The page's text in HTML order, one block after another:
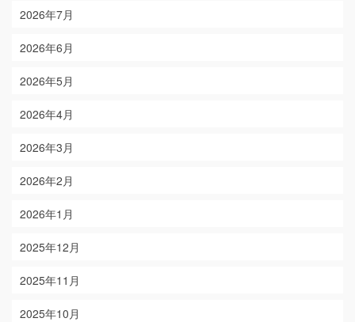
2026年7月
2026年6月
2026年5月
2026年4月
2026年3月
2026年2月
2026年1月
2025年12月
2025年11月
2025年10月